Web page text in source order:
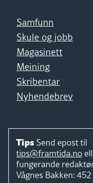
Samfunn
Skule og jobb
Magasinett
Meining
Skribentar
Nyhendebrev
Tips Send epost til
tips@framtida.no
fungerande
Vågnes Bakken: